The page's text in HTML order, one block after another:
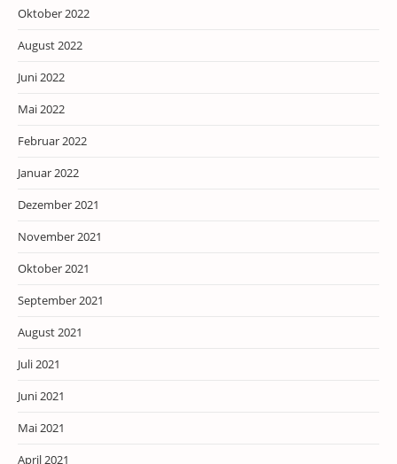
Oktober 2022
August 2022
Juni 2022
Mai 2022
Februar 2022
Januar 2022
Dezember 2021
November 2021
Oktober 2021
September 2021
August 2021
Juli 2021
Juni 2021
Mai 2021
April 2021